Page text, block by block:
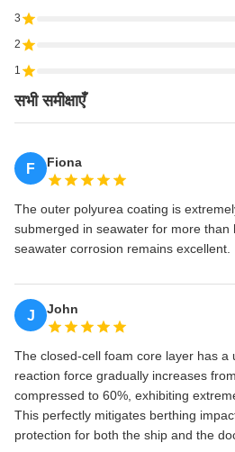
3
2
1
सभी समीक्षाएँ
F Fiona
The outer polyurea coating is
submerged in seawater for more than
seawater corrosion remains excellent.
J John
The closed-cell foam core layer has a
reaction force gradually increases
compressed to 60%, exhibiting
This perfectly mitigates berthing
protection for both the ship and the